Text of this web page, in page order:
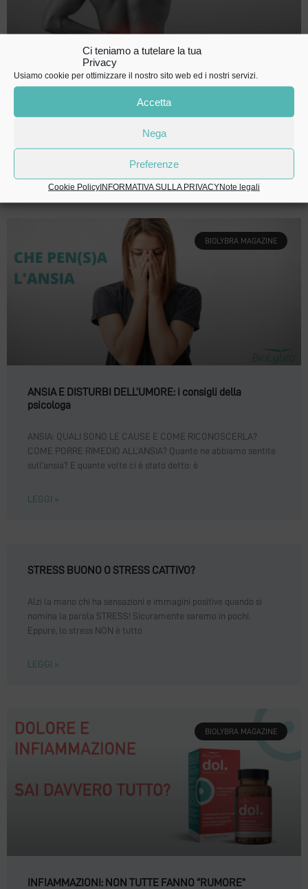
Ci teniamo a tutelare la tua
Privacy
Usiamo cookie per ottimizzare il nostro sito web ed i nostri servizi.
Accetta
Nega
Preferenze
Cookie PolicyINFORMATIVA SULLA PRIVACYNote legali
COMBATTERE DOLORI E CONTRATTURE MUSCOLARI
BIOLYBRA MAGAZINE
ANSIA E DISTURBI DELL’UMORE: i consigli della
psicologa
ANSIA: QUALI SONO LE CAUSE E COME RICONOSCERLA?
COME PORRE RIMEDIO ALL’ANSIA? Quante ne abbiamo sentite
sull’ansia? E quante volte ci è stato detto: è
LEGGI »
STRESS BUONO O STRESS CATTIVO?
Alzi la mano chi ha sensazioni e immagini positive quando si
nomina la parola STRESS! Sicuramente saremo in pochi.
Eppure, lo stress NON è tutto
LEGGI »
BIOLYBRA MAGAZINE
INFIAMMAZIONI: NON TUTTE FANNO “RUMORE”